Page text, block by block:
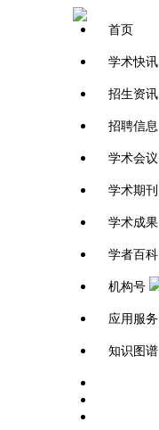
首页
学术快讯
招生资讯
招聘信息
学术会议
学术期刊
学术成果
学者百科
机构号
应用服务
知识图谱